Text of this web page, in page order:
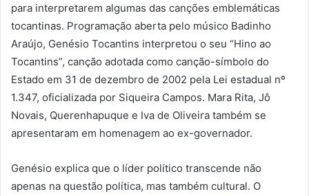
para interpretarem algumas das canções emblemáticas
tocantinas. Programação aberta pelo músico Badinho
Araújo, Genésio Tocantins interpretou o seu “Hino ao
Tocantins”, canção adotada como canção-símbolo do
Estado em 31 de dezembro de 2002 pela Lei estadual nº
1.347, oficializada por Siqueira Campos. Mara Rita, Jô
Novais, Querenhapuque e Iva de Oliveira também se
apresentaram em homenagem ao ex-governador.
Genésio explica que o líder político transcende não
apenas na questão política, mas também cultural. O